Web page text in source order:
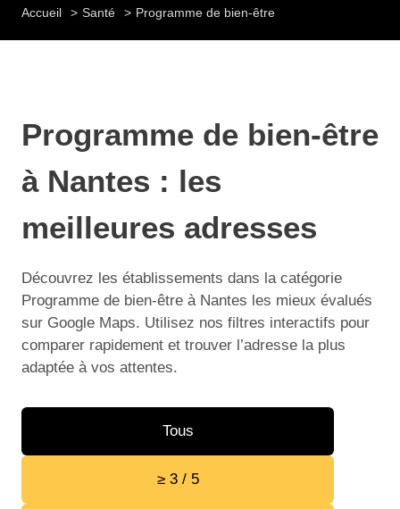
Accueil Santé Programme de bien-être
Programme de bien-être
à Nantes : les
meilleures adresses
Découvrez les établissements dans la catégorie
Programme de bien-être à Nantes les mieux évalués
sur Google Maps. Utilisez nos filtres interactifs pour
comparer rapidement et trouver l’adresse la plus
adaptée à vos attentes.
Tous
≥ 3 / 5